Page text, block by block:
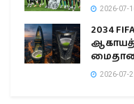
2026-07-
2034
2026-07-